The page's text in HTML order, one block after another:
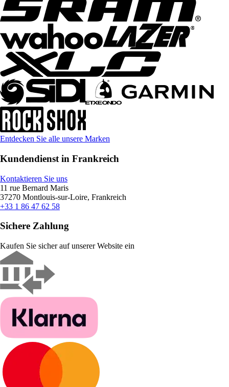
Entdecken Sie alle unsere Marken
Kundendienst in Frankreich
Kontaktieren Sie uns
11 rue Bernard Maris
37270 Montlouis-sur-Loire, Frankreich
+33 1 86 47 62 58
Sichere Zahlung
Kaufen Sie sicher auf unserer Website ein